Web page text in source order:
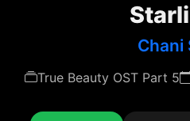
Chani
True Beauty OST Part 5